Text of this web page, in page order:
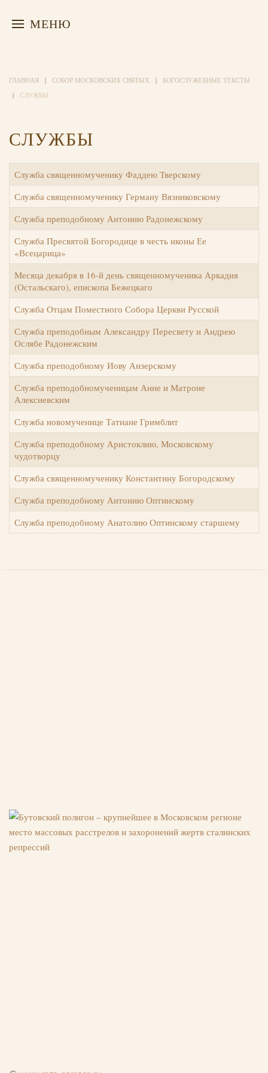
МЕНЮ
ГЛАВНАЯ СОБОР МОСКОВСКИХ СВЯТЫХ
БОГОСЛУЖЕБНЫЕ ТЕКСТЫ
СЛУЖБЫ
СЛУЖБЫ
Служба cвященномученику Фаддею Тверскому
Служба cвященномученику Герману Вязниковскому
Служба преподобному Антонию Радонежскому
Служба Пресвятой Богородице в честь иконы Ее
«Всецарица»
Месяца декабря в 16-й день священномученика Аркадия
(Остальскаго), епископа Бежецкаго
Служба Отцам Поместного Собора Церкви Русской
Служба преподобным Александру Пересвету и Андрею
Ослябе Радонежским
Служба преподобному Иову Анзерскому
Служба преподобномученицам Анне и Матроне
Алексиевским
Служба новомученице Татиане Гримблит
Служба преподобному Аристоклию, Московскому
чудотворцу
Служба священномученику Константину Богородскому
Служба преподобному Антонию Оптинскому
Служба преподобному Анатолию Оптинскому старшему